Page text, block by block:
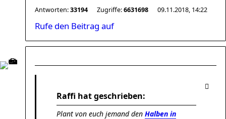
Antworten:33194 Zugriffe:6631698 09.11.2018, 14:22
Rufe den Beitrag auf
Raffi hat geschrieben:
Plant von euch jemand den Halben in